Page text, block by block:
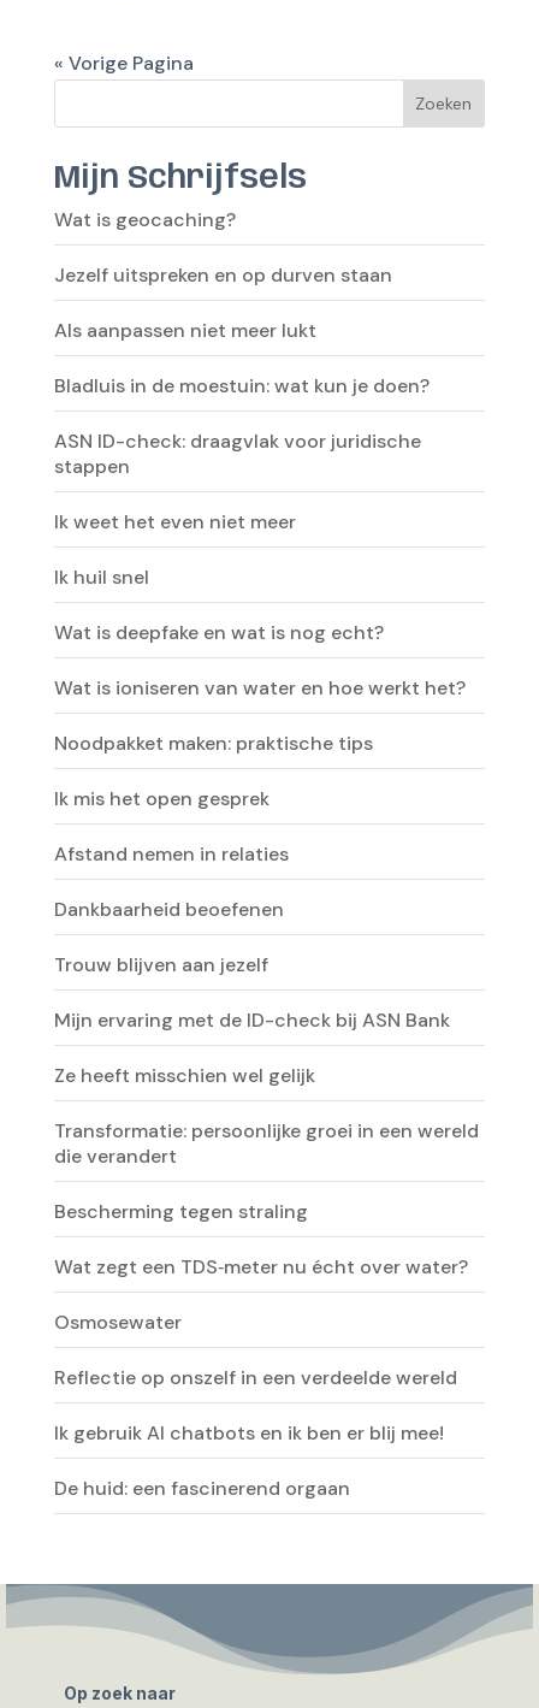
« Vorige Pagina
Zoeken
Mijn Schrijfsels
Wat is geocaching?
Jezelf uitspreken en op durven staan
Als aanpassen niet meer lukt
Bladluis in de moestuin: wat kun je doen?
ASN ID-check: draagvlak voor juridische
stappen
Ik weet het even niet meer
Ik huil snel
Wat is deepfake en wat is nog echt?
Wat is ioniseren van water en hoe werkt het?
Noodpakket maken: praktische tips
Ik mis het open gesprek
Afstand nemen in relaties
Dankbaarheid beoefenen
Trouw blijven aan jezelf
Mijn ervaring met de ID-check bij ASN Bank
Ze heeft misschien wel gelijk
Transformatie: persoonlijke groei in een wereld
die verandert
Bescherming tegen straling
Wat zegt een TDS‑meter nu écht over water?
Osmosewater
Reflectie op onszelf in een verdeelde wereld
Ik gebruik AI chatbots en ik ben er blij mee!
De huid: een fascinerend orgaan
Op zoek naar